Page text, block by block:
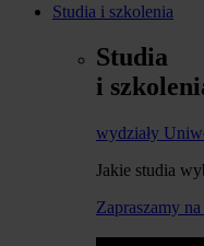
Studia i szkolenia
Studia
i
wydziały
Jakie studia
Zapraszamy